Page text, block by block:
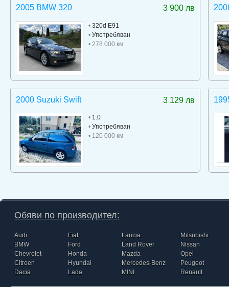
3 900 лв
2005 BMW 320
• 320d E91
• Употребяван
• 278 000 км
3 129 лв
2000 Suzuki Swift
• 1.0
• Употребяван
• 120 000 км
Обяви по производител:
Audi
BMW
Chevrolet
Citroen
Dacia
Fiat
Ford
Honda
Hyundai
Lada
Lancia
Land Rover
Mazda
Mercedes-Benz
MINI
Mitsubishi
Nissan
Opel
Peugeot
Renault